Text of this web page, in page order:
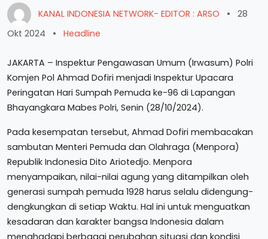
KANAL INDONESIA NETWORK- EDITOR : ARSO •
28
Okt 2024
• Headline
JAKARTA – Inspektur Pengawasan Umum (Irwasum) Polri
Komjen Pol Ahmad Dofiri menjadi Inspektur Upacara
Peringatan Hari Sumpah Pemuda ke-96 di Lapangan
Bhayangkara Mabes Polri, Senin (28/10/2024).
Pada kesempatan tersebut, Ahmad Dofiri membacakan
sambutan Menteri Pemuda dan Olahraga (Menpora)
Republik Indonesia Dito Ariotedjo. Menpora
menyampaikan, nilai-nilai agung yang ditampilkan oleh
generasi sumpah pemuda 1928 harus selalu didengung-
dengkungkan di setiap Waktu. Hal ini untuk menguatkan
kesadaran dan karakter bangsa Indonesia dalam
menghadapi berbagai perubahan situasi dan kondisi